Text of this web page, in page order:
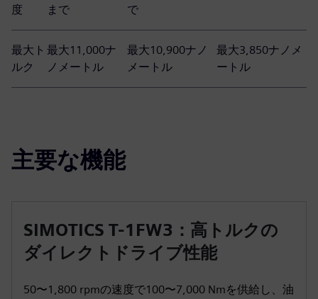
度
まで
で
最大ト
ルク
最大11,000ナ
ノメートル
最大10,900ナノ
メートル
最大3,850ナノメ
ートル
主要な機能
SIMOTICS T-1FW3：高トルクの
ダイレクトドライブ性能
50〜1,800 rpmの速度で100〜7,000 Nmを供給し、油